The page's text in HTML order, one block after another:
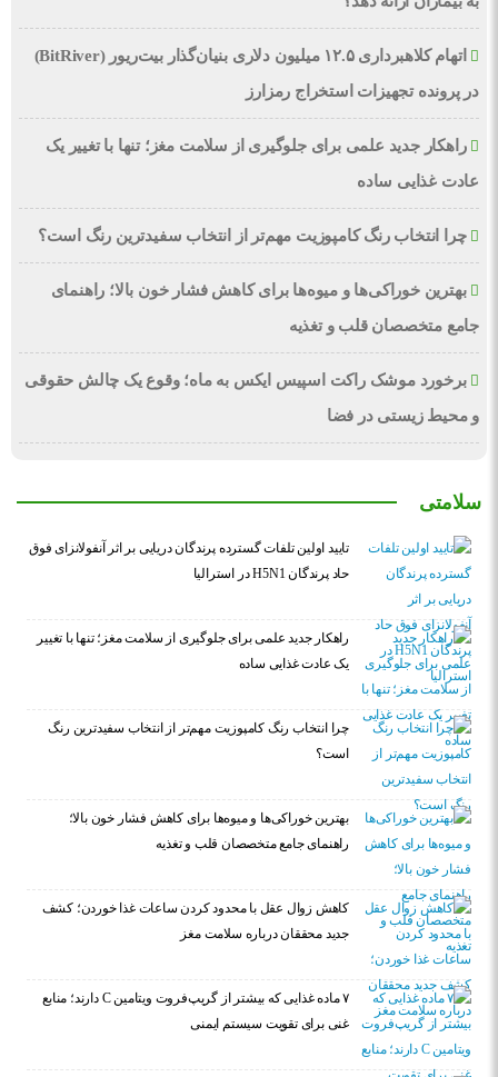
اتهام کلاهبرداری ۱۲.۵ میلیون دلاری بنیان‌گذار بیت‌ریور (BitRiver)
در پرونده تجهیزات استخراج رمزارز
راهکار جدید علمی برای جلوگیری از سلامت مغز؛ تنها با تغییر یک
عادت غذایی ساده
چرا انتخاب رنگ کامپوزیت مهم‌تر از انتخاب سفیدترین رنگ است؟
بهترین خوراکی‌ها و میوه‌ها برای کاهش فشار خون بالا؛ راهنمای
جامع متخصصان قلب و تغذیه
برخورد موشک راکت اسپیس ایکس به ماه؛ وقوع یک چالش حقوقی
و محیط زیستی در فضا
سلامتی
تایید اولین تلفات گسترده پرندگان دریایی بر اثر آنفولانزای فوق
حاد پرندگان H5N1 در استرالیا
راهکار جدید علمی برای جلوگیری از سلامت مغز؛ تنها با تغییر
یک عادت غذایی ساده
چرا انتخاب رنگ کامپوزیت مهم‌تر از انتخاب سفیدترین رنگ
است؟
بهترین خوراکی‌ها و میوه‌ها برای کاهش فشار خون بالا؛
راهنمای جامع متخصصان قلب و تغذیه
کاهش زوال عقل با محدود کردن ساعات غذا خوردن؛ کشف
جدید محققان درباره سلامت مغز
۷ ماده غذایی که بیشتر از گریپ‌فروت ویتامین C دارند؛ منابع
غنی برای تقویت سیستم ایمنی